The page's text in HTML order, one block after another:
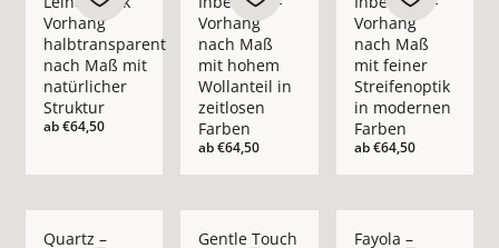
Vorhang
halbtransparent
nach Maß mit
natürlicher
Struktur
ab€64,50
Vorhang
nach Maß
mit hohem
Wollanteil in
zeitlosen
Farben
ab€64,50
Vorhang
nach Maß
mit feiner
Streifenoptik
in modernen
Farben
ab€64,50
Quartz – Gentle Touch Fayola –